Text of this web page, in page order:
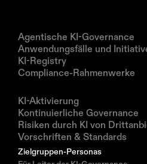
Agentische KI-Governance
Anwendungsfälle und
KI-Registry
Compliance-Rahmenwerke
KI-Aktivierung
Kontinuierliche Governance
Risiken durch KI von
Vorschriften & Standards
Zielgruppen-Personas